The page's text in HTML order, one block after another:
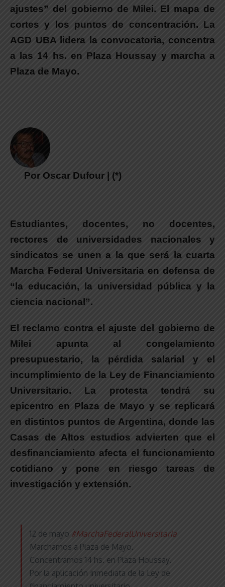
ajustes” del gobierno de Milei. El mapa de
cortes y los puntos de concentración. La
AGD UBA lidera la convocatoria, concentra
a las 14 hs. en Plaza Houssay y marcha a
Plaza de Mayo.
Por Oscar Dufour | (*)
Estudiantes, docentes, no docentes,
rectores de universidades nacionales y
sindicatos se unen a la que será la cuarta
Marcha Federal Universitaria en defensa de
“la educación, la universidad pública y la
ciencia nacional”.
El reclamo contra el ajuste del gobierno de
Milei apunta al congelamiento
presupuestario, la pérdida salarial y el
incumplimiento de la Ley de Financiamiento
Universitario. La protesta tendrá su
epicentro en Plaza de Mayo y se replicará
en distintos puntos de Argentina, donde las
Casas de Altos estudios advierten que el
desfinanciamiento afecta el funcionamiento
cotidiano y pone en riesgo tareas de
investigación y extensión.
12 de mayo #MarchaFederalUniversitaria
Marchamos a Plaza de Mayo.
Concentramos 14 hs. en Plaza Houssay.
Por la aplicación inmediata de la Ley de